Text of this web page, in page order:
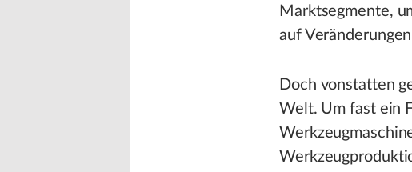
Marktsegmente,
auf
Doch vonstatten
Welt. Um fast ein